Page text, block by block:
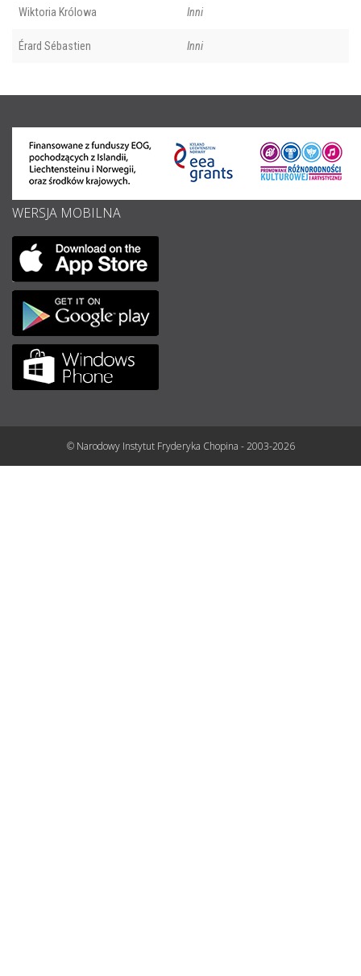
Wiktoria Królowa Inni
Érard Sébastien Inni
WERSJA MOBILNA
© Narodowy Instytut Fryderyka Chopina - 2003-2026